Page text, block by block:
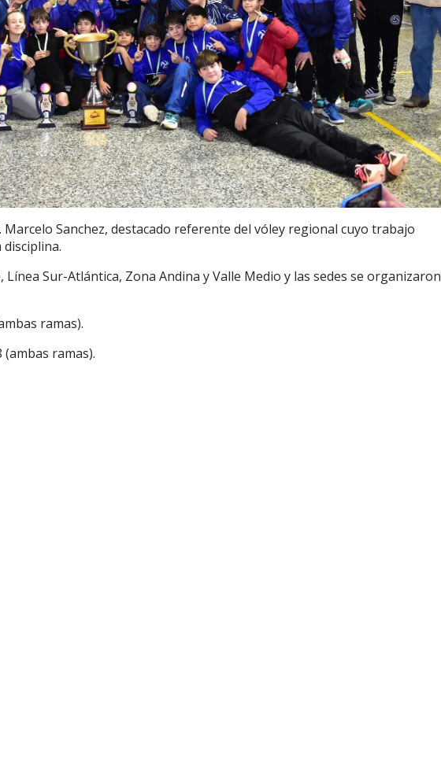
Sanchez, destacado referente del vóley regional cuyo trabajo
Sur-Atlántica, Zona Andina y Valle Medio y las sedes se organizaron
ramas).
ramas).